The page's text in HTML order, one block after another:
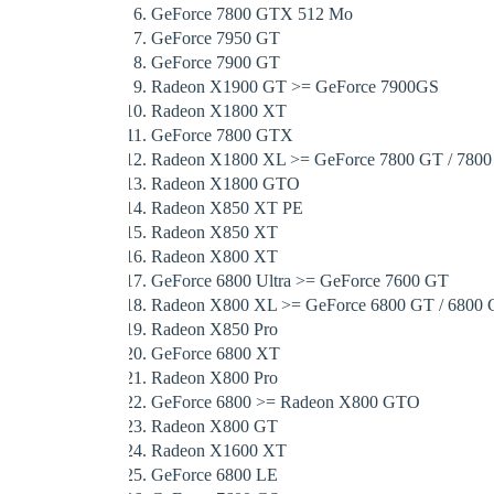
GeForce 7800 GTX 512 Mo
GeForce 7950 GT
GeForce 7900 GT
Radeon X1900 GT >= GeForce 7900GS
Radeon X1800 XT
GeForce 7800 GTX
Radeon X1800 XL >= GeForce 7800 GT / 7800
Radeon X1800 GTO
Radeon X850 XT PE
Radeon X850 XT
Radeon X800 XT
GeForce 6800 Ultra >= GeForce 7600 GT
Radeon X800 XL >= GeForce 6800 GT / 6800
Radeon X850 Pro
GeForce 6800 XT
Radeon X800 Pro
GeForce 6800 >= Radeon X800 GTO
Radeon X800 GT
Radeon X1600 XT
GeForce 6800 LE